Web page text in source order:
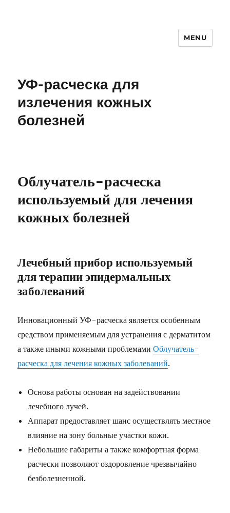
MENU
УФ-расческа для
излечения кожных
болезней
Облучатель-расческа
используемый для лечения
кожных болезней
Лечебный прибор используемый
для терапии эпидермальных
заболеваний
Инновационный УФ-расческа является особенным
средством применяемым для устранения с дерматитом
а также иными кожными проблемамиОблучатель-
расческа для лечения кожных заболеваний.
Основа работы основан на задействовании
лечебного лучей.
Аппарат предоставляет шанс осуществлять местное
влияние на зону больные участки кожи.
Небольшие габариты а также комфортная форма
расчески позволяют оздоровление чрезвычайно
безболезненной.